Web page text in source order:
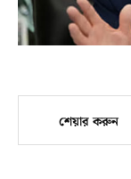
শেয়ার করুন